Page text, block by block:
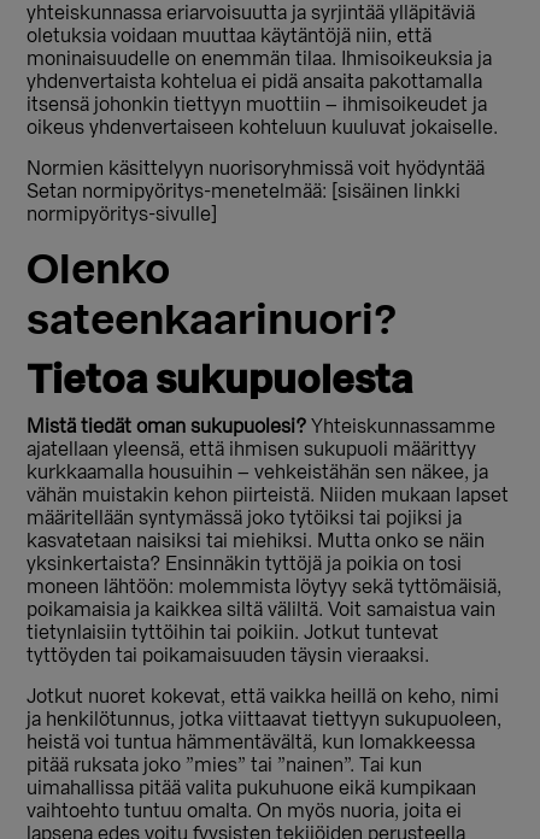
yhteiskunnassa eriarvoisuutta ja syrjintää ylläpitäviä
oletuksia voidaan muuttaa käytäntöjä niin, että
moninaisuudelle on enemmän tilaa. Ihmisoikeuksia ja
yhdenvertaista kohtelua ei pidä ansaita pakottamalla
itsensä johonkin tiettyyn muottiin – ihmisoikeudet ja
oikeus yhdenvertaiseen kohteluun kuuluvat jokaiselle.
Normien käsittelyyn nuorisoryhmissä voit hyödyntää
Setan normipyöritys-menetelmää: [sisäinen linkki
normipyöritys-sivulle]
Olenko
sateenkaarinuori?
Tietoa sukupuolesta
Mistä tiedät oman sukupuolesi? Yhteiskunnassamme
ajatellaan yleensä, että ihmisen sukupuoli määrittyy
kurkkaamalla housuihin – vehkeistähän sen näkee, ja
vähän muistakin kehon piirteistä. Niiden mukaan lapset
määritellään syntymässä joko tytöiksi tai pojiksi ja
kasvatetaan naisiksi tai miehiksi. Mutta onko se näin
yksinkertaista? Ensinnäkin tyttöjä ja poikia on tosi
moneen lähtöön: molemmista löytyy sekä tyttömäisiä,
poikamaisia ja kaikkea siltä väliltä. Voit samaistua vain
tietynlaisiin tyttöihin tai poikiin. Jotkut tuntevat
tyttöyden tai poikamaisuuden täysin vieraaksi.
Jotkut nuoret kokevat, että vaikka heillä on keho, nimi
ja henkilötunnus, jotka viittaavat tiettyyn sukupuoleen,
heistä voi tuntua hämmentävältä, kun lomakkeessa
pitää ruksata joko ”mies” tai ”nainen”. Tai kun
uimahallissa pitää valita pukuhuone eikä kumpikaan
vaihtoehto tuntuu omalta. On myös nuoria, joita ei
lapsena edes voitu fyysisten tekijöiden perusteella